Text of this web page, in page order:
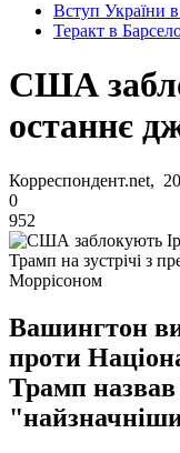
Вступ України
Теракт в
США
останнє
Корреспондент.net,
0
952
Трамп на зустрічі з
Моррісоном
Вашингтон
проти
Трамп назвав